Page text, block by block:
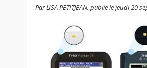
Par LISA PETITJEAN, publié le jeudi 20